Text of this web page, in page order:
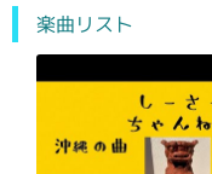
楽曲リスト